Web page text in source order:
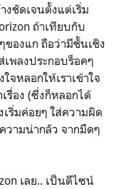
งชัดเจนตั้งแต่เริ่ม
ถ้าเทียบกับ
ของแก ถือว่ามีชั้นเชิง
เพลงประกอบร็อคๆ
หลอกให้เราเข้าใจ
อง (ซึ่งก็หลอกได้
ริ่มค่อยๆ ใส่ความผิด
วามน่ากลัว จากมืดๆ
เลย.. เป็นดีไซน์